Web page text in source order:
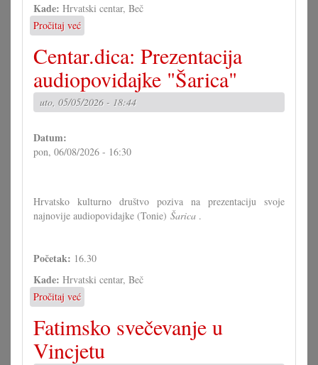
Kade: Hrvatski centar, Beč
Pročitaj već
Dodiljenje
kulturne
nagrade
METRON
Centar.dica: Prezentacija
audiopovidajke "Šarica"
uto, 05/05/2026 - 18:44
Datum:
pon, 06/08/2026 - 16:30
Hrvatsko kulturno društvo poziva na prezentaciju svoje
najnovije audiopovidajke (Tonie) Šarica ​​​​.
Početak: 16.30
Kade: Hrvatski centar, Beč
Pročitaj već
Centar.dica:
Prezentacija
audiopovidajke
"Šarica"
Fatimsko svečevanje u
Vincjetu